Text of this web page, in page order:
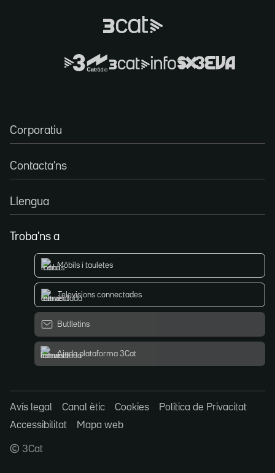
Corporatiu
Contacta'ns
Llengua
Troba'ns a
Mòbils i tauletes
Televisions connectades
Butlletins
Ajuda plataforma 3Cat
Avís legal Canal ètic Cookies
Política de Privacitat
Accessibilitat
Mapa web
© 3Cat